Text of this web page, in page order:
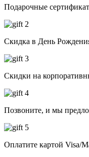
Подарочные
Скидка в День
Скидки на
Позвоните, и мы
Оплатите картой Visa/